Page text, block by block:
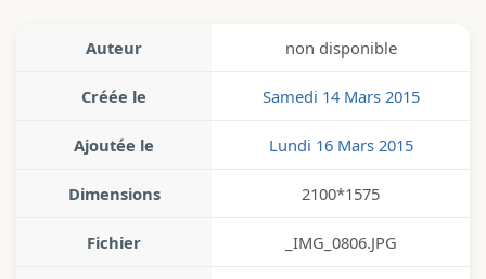
Auteur non disponible
Créée le Samedi 14 Mars 2015
Ajoutée le Lundi 16 Mars 2015
Dimensions 2100*1575
Fichier _IMG_0806.JPG